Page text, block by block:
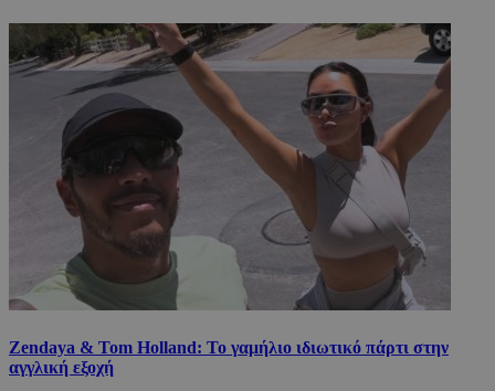
Zendaya & Tom Holland: Το γαμήλιο ιδιωτικό πάρτι στην
αγγλική εξοχή